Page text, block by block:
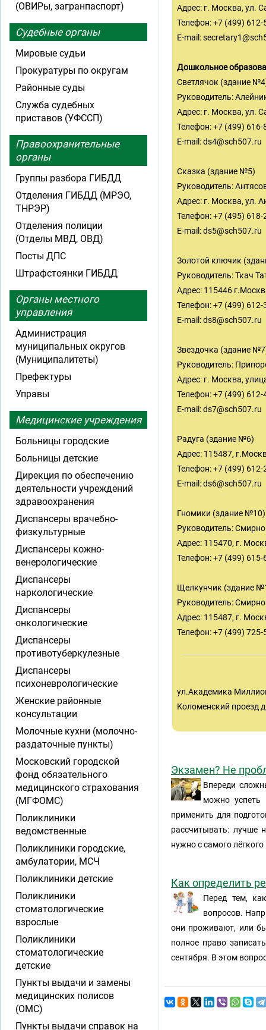
Адрес: г. Москва, ул.
Телефон: +7 (499) 612-
E-mail:
Дошкольное
Светлячок (здание
Руководитель:
Адрес: г. Москва, ул.
Телефон: +7 (499) 616-
E-mail:ds4@sch507.ru
Сказка (здание №5)
Руководитель:
Адрес: г. Москва, ул.
Телефон: +7 (495) 618-
E-mail:ds5@sch507.ru
Золотой ключик
Руководитель: Ткач
Адрес: 115446
Телефон: +7 (499) 612-
E-mail:ds8@sch507.ru
Звездочка (здание
Руководитель:
Адрес: г. Москва,
Телефон: +7 (499) 612-
E-mail:ds7@sch507.ru
Радуга (здание №6)
Адрес: 115487,
Телефон: +7 (499) 612-
E-mail:ds6@sch507.ru
Гномики (здание №10)
Руководитель:
Адрес: 115470, г.
Телефон: +7 (499) 615-
Щелкунчик (здание
Руководитель:
Адрес: 115487, г.
Телефон: +7 (499) 725-
ул.Академика
Коломенский проезд
Экзамен? Не
Впереди
можно успеть
применить для
рассчитывать: лучше
нужно с самого
Как определить
Перед тем,
вопросов.
они проживают, или
полное право
сентября. В этом
(ОВИРы, загранпаспорт)
Судебные органы
Мировые судьи
Прокуратуры по округам
Районные суды
Служба судебных
приставов (УФССП)
Правоохранительные
органы
Группы разбора ГИБДД
Отделения ГИБДД (МРЭО,
ТНРЭР)
Отделения полиции
(Отделы МВД, ОВД)
Посты ДПС
Штрафстоянки ГИБДД
Органы местного
управления
Администрация
муниципальных округов
(Муниципалитеты)
Префектуры
Управы
Медицинские учреждения
Больницы городские
Больницы детские
Дирекция по обеспечению
деятельности учреждений
здравоохранения
Диспансеры врачебно-
физкультурные
Диспансеры кожно-
венерологические
Диспансеры
наркологические
Диспансеры
онкологические
Диспансеры
противотуберкулезные
Диспансеры
психоневрологические
Женские районные
консультации
Молочные кухни (молочно-
раздаточные пункты)
Московский городской
фонд обязательного
медицинского страхования
(МГФОМС)
Поликлиники
ведомственные
Поликлиники городские,
амбулатории, МСЧ
Поликлиники детские
Поликлиники
стоматологические
взрослые
Поликлиники
стоматологические
детские
Пункты выдачи и замены
медицинских полисов
(ОМС)
Пункты выдачи справок на